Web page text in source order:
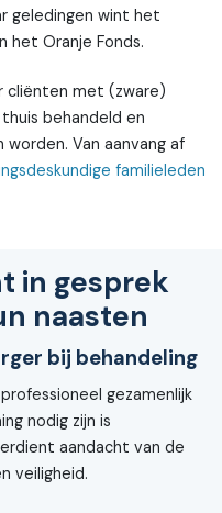
geledingen wint het
het Oranje Fonds.
cliënten met (zware)
behandeld en
Van aanvang af
familieleden
in gesprek
naasten
bij behandeling
gezamenlijk
nodig zijn is
aandacht van de
veiligheid.